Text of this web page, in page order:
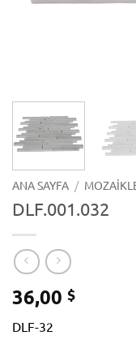
ANA SAYFA /
DLF.001.032
36,00 $
DLF-32